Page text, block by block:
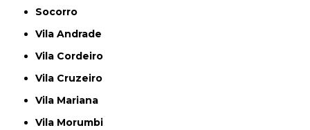
Socorro
Vila Andrade
Vila Cordeiro
Vila Cruzeiro
Vila Mariana
Vila Morumbi